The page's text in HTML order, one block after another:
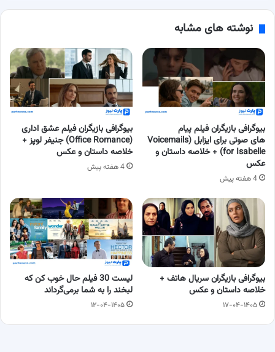
نوشته های مشابه
بیوگرافی بازیگران فیلم پیام
های صوتی برای ایزابل (Voicemails
for Isabelle) + خلاصه داستان و
عکس
4 هفته پیش
بیوگرافی بازیگران فیلم عشق اداری
(Office Romance) جنیفر لوپز +
خلاصه داستان و عکس
4 هفته پیش
بیوگرافی بازیگران سریال هاتف +
خلاصه داستان و عکس
۱۷-۰۴-۱۴۰۵
لیست 30 فیلم حال خوب کن که
لبخند را به شما برمی‌گرداند
۱۲-۰۴-۱۴۰۵